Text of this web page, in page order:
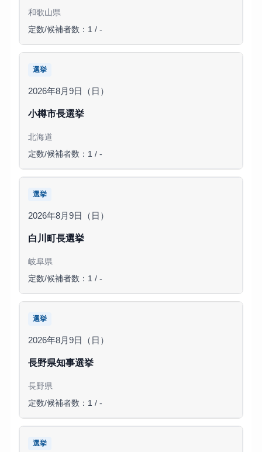
和歌山県
定数/候補者数：1 / -
選挙
2026年8月9日（日）
小樽市長選挙
北海道
定数/候補者数：1 / -
選挙
2026年8月9日（日）
白川町長選挙
岐阜県
定数/候補者数：1 / -
選挙
2026年8月9日（日）
長野県知事選挙
長野県
定数/候補者数：1 / -
選挙